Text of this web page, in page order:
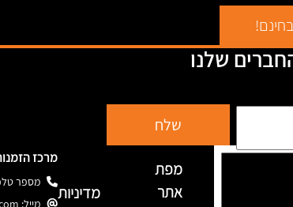
שלנו
שלח
מפת
אתר
מדיניות
מרכז
מספר
מייל: